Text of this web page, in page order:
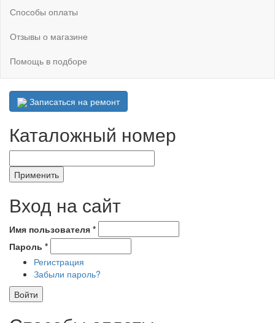
Способы оплаты
Отзывы о магазине
Помощь в подборе
Записаться на ремонт
Каталожный номер
Вход на сайт
Имя пользователя *
Пароль *
Регистрация
Забыли пароль?